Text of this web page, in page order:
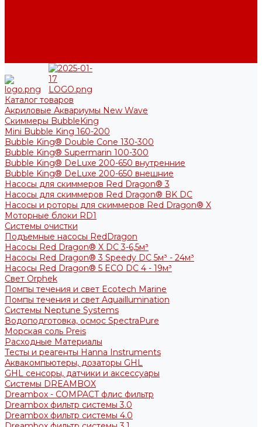
Каталог товаров
Акриловые Аквариумы New Wave
Скиммеры BubbleKing
Mini Bubble King 160-200
Bubble King® Double Cone 130-300
Bubble King® Supermarin 100-300
Bubble King® DeLuxe 200-650 внутренние
Bubble King® DeLuxe 200-650 внешние
Насосы для скиммеров Red Dragon® 3
Насосы для скиммеров Red Dragon® BK DC
Насосы и роторы для скиммеров Red Dragon® X
Моторные блоки RD1
Системы очистки
Подъемные насосы RedDragon
Насосы Red Dragon® X DC 3-6,5м³
Насосы Red Dragon® 3 Speedy DC 5м³ - 24м³
Насосы Red Dragon® 5 ECO DC 4 - 19м³
Свет Orphek
Помпы течения и свет Ecotech Marine
Помпы течения и свет Aquaillumination
Системы Neptune Systems
Водоподготовка, осмос SpectraPure
Морская соль Preis
Расходные Материалы
Тесты и реагенты Hanna Instruments
Аквакомпьютеры, дозаторы GHL
GHL сенсоры, датчики и аксессуары
Системы DREAMBOX
Dreambox - COMPACT флис фильтр
Dreambox фильтр системы 3.0
Dreambox фильтр системы 4.0